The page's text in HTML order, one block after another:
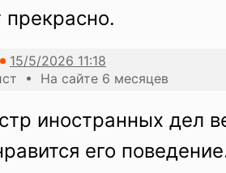
прекрасно.
• На сайте 6 месяцев
иностранных дел
его